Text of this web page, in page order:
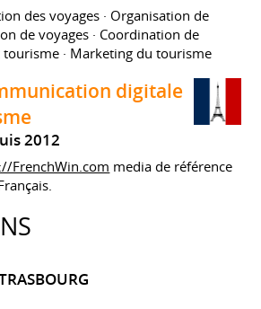
des voyages · Organisation de
de voyages · Coordination de
tourisme · Marketing du tourisme
digitale
2012
FrenchWin.com media de référence